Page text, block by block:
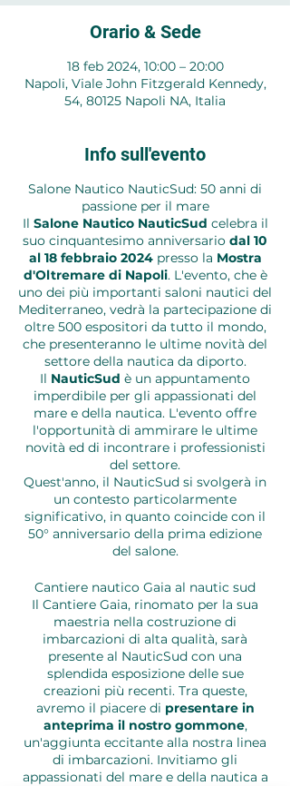
Orario & Sede
18 feb 2024, 10:00 – 20:00
Napoli, Viale John Fitzgerald Kennedy,
54, 80125 Napoli NA, Italia
Info sull'evento
Salone Nautico NauticSud: 50 anni di
passione per il mare
Il Salone Nautico NauticSud celebra il
suo cinquantesimo anniversario dal 10
al 18 febbraio 2024presso la Mostra
d'Oltremare di Napoli. L'evento, che è
uno dei più importanti saloni nautici del
Mediterraneo, vedrà la partecipazione di
oltre 500 espositori da tutto il mondo,
che presenteranno le ultime novità del
settore della nautica da diporto.
Il NauticSud è un appuntamento
imperdibile per gli appassionati del
mare e della nautica. L'evento offre
l'opportunità di ammirare le ultime
novità ed di incontrare i professionisti
del settore.
Quest'anno, il NauticSud si svolgerà in
un contesto particolarmente
significativo, in quanto coincide con il
50° anniversario della prima edizione
del salone.
Cantiere nautico Gaia al nautic sud
Il Cantiere Gaia, rinomato per la sua
maestria nella costruzione di
imbarcazioni di alta qualità, sarà
presente al NauticSud con una
splendida esposizione delle sue
creazioni più recenti. Tra queste,
avremo il piacere di presentare in
anteprima il nostro gommone,
un'aggiunta eccitante alla nostra linea
di imbarcazioni. Invitiamo gli
appassionati del mare e della nautica a